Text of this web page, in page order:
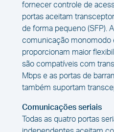
fornecer controle de
portas aceitam
de forma pequeno (SFP).
comunicação monomodo
proporcionam maior
são compatíveis com
Mbps e as portas de
também suportam
Comunicações seriais
Todas as quatro portas